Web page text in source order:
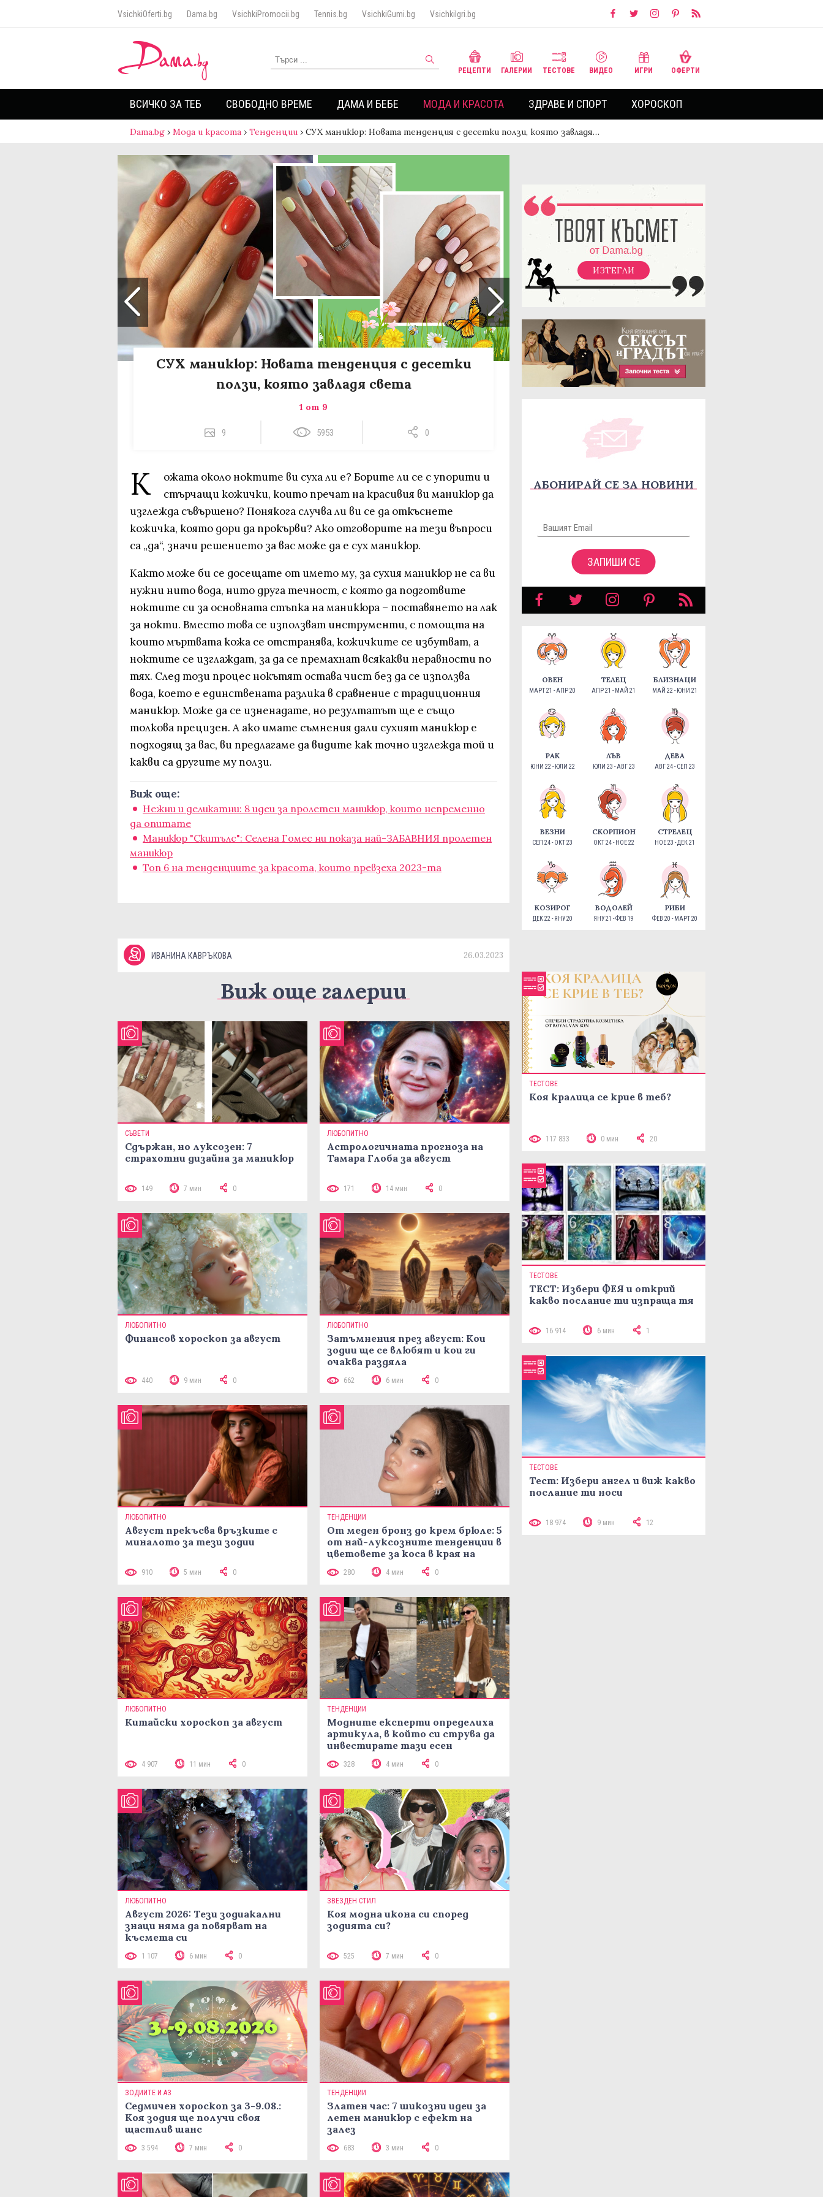
VsichkiOferti.bg Dama.bg VsichkiPromocii.bg Tennis.bg VsichkiGumi.bg VsichkiIgri.bg
РЕЦЕПТИ ГАЛЕРИИ ТЕСТОВЕ ВИДЕО ИГРИ ОФЕРТИ
ВСИЧКО ЗА ТЕБ СВОБОДНО ВРЕМЕ ДАМА И БЕБЕ МОДА И КРАСОТА ЗДРАВЕ И СПОРТ ХОРОСКОП
Dama.bg › Мода и красота › Тенденции › СУХ маникюр: Новата тенденция с десетки ползи, която завладя…
СУХ маникюр: Новата тенденция с десетки
ползи, която завладя света
1 от 9
9 5953 0
К
ожата около ноктите ви суха ли е? Борите ли се с упорити и
стърчащи кожички, които пречат на красивия ви маникюр да
изглежда съвършено? Понякога случва ли ви се да откъснете
кожичка, която дори да прокърви? Ако отговорите на тези въпроси
са „да“, значи решението за вас може да е сух маникюр.
Както може би се досещате от името му, за сухия маникюр не са ви
нужни нито вода, нито друга течност, с която да подготвите
ноктите си за основната стъпка на маникюра – поставянето на лак
за нокти. Вместо това се използват инструменти, с помощта на
които мъртвата кожа се отстранява, кожичките се избутват, а
ноктите се изглаждат, за да се премахнат всякакви неравности по
тях. След този процес нокътят остава чист без да се използва
вода, което е единствената разлика в сравнение с традиционния
маникюр. Може да се изненадате, но резултатът ще е също
толкова прецизен. А ако имате съмнения дали сухият маникюр е
подходящ за вас, ви предлагаме да видите как точно изглежда той и
какви са другите му ползи.
Виж още:
Нежни и деликатни: 8 идеи за пролетен маникюр, които непременно
да опитате
Маникюр "Скитълс": Селена Гомес ни показа най-ЗАБАВНИЯ пролетен
маникюр
Топ 6 на тенденциите за красота, които превзеха 2023-та
ИВАНИНА КАВРЪКОВА 26.03.2023
Виж още галерии
СЪВЕТИ
Сдържан, но луксозен: 7
страхотни дизайна за маникюр
149 7 мин 0
ЛЮБОПИТНО
Астрологичната прогноза на
Тамара Глоба за август
171 14 мин 0
ЛЮБОПИТНО
Финансов хороскоп за август
440 9 мин 0
ЛЮБОПИТНО
Затъмнения през август: Кои
зодии ще се влюбят и кои ги
очаква раздяла
662 6 мин 0
ЛЮБОПИТНО
Август прекъсва връзките с
миналото за тези зодии
910 5 мин 0
ТЕНДЕНЦИИ
От меден бронз до крем брюле: 5
от най-луксозните тенденции в
цветовете за коса в края на
280 4 мин 0
ЛЮБОПИТНО
Китайски хороскоп за август
4 907 11 мин 0
ТЕНДЕНЦИИ
Модните експерти определиха
артикула, в който си струва да
инвестирате тази есен
328 4 мин 0
ЛЮБОПИТНО
Август 2026: Тези зодиакални
знаци няма да повярват на
късмета си
1 107 6 мин 0
ЗВЕЗДЕН СТИЛ
Коя модна икона си според
зодията си?
525 7 мин 0
ЗОДИИТЕ И АЗ
Седмичен хороскоп за 3-9.08.:
Коя зодия ще получи своя
щастлив шанс
3 594 7 мин 0
ТЕНДЕНЦИИ
Златен час: 7 шикозни идеи за
летен маникюр с ефект на
залез
683 3 мин 0
ИЗТЕГЛИ
АБОНИРАЙ СЕ ЗА НОВИНИ
ЗАПИШИ СЕ
ОВЕН
МАРТ 21 - АПР 20
ТЕЛЕЦ
АПР 21 - МАЙ 21
БЛИЗНАЦИ
МАЙ 22 - ЮНИ 21
РАК
ЮНИ 22 - ЮЛИ 22
ЛЪВ
ЮЛИ 23 - АВГ 23
ДЕВА
АВГ 24 - СЕП 23
ВЕЗНИ
СЕП 24 - ОКТ 23
СКОРПИОН
ОКТ 24 - НОЕ 22
СТРЕЛЕЦ
НОЕ 23 - ДЕК 21
КОЗИРОГ
ДЕК 22 - ЯНУ 20
ВОДОЛЕЙ
ЯНУ 21 - ФЕВ 19
РИБИ
ФЕВ 20 - МАРТ 20
ТЕСТОВЕ
Коя кралица се крие в теб?
117 833 0 мин 20
ТЕСТОВЕ
ТЕСТ: Избери ФЕЯ и открий
какво послание ти изпраща тя
16 914 6 мин 1
ТЕСТОВЕ
Тест: Избери ангел и виж какво
послание ти носи
18 974 9 мин 12